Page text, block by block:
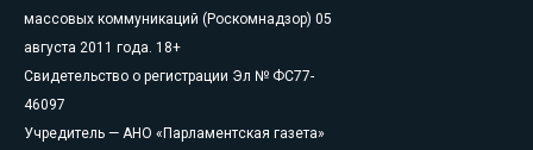
массовых коммуникаций (Роскомнадзор) 05
августа 2011 года. 18+
Свидетельство о регистрации Эл № ФС77-
46097
Учредитель — АНО «Парламентская газета»